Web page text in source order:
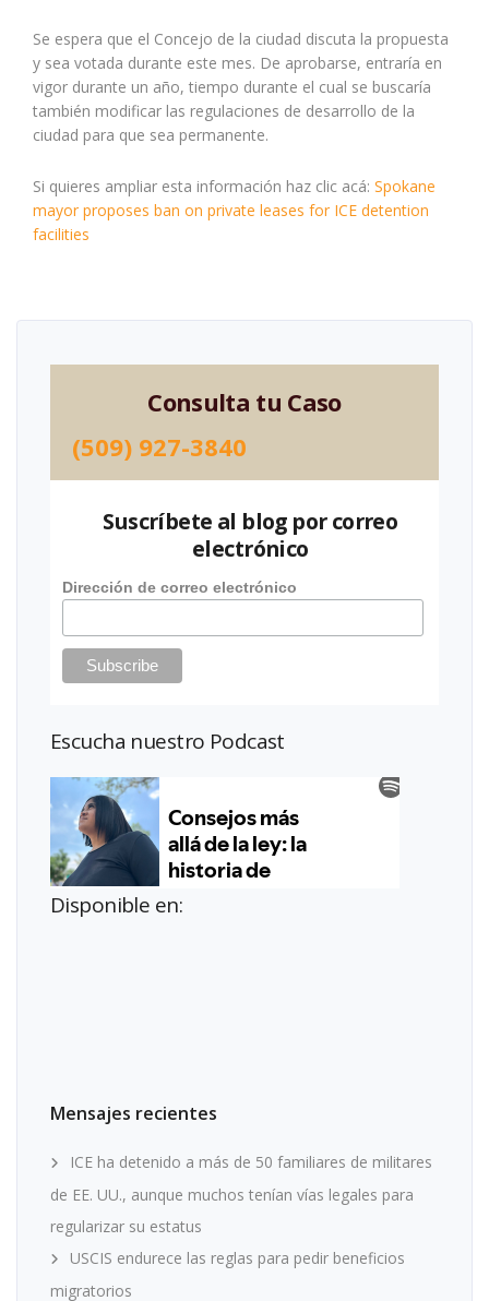
Se espera que el Concejo de la ciudad discuta la propuesta
y sea votada durante este mes. De aprobarse, entraría en
vigor durante un año, tiempo durante el cual se buscaría
también modificar las regulaciones de desarrollo de la
ciudad para que sea permanente.
Si quieres ampliar esta información haz clic acá: Spokane
mayor proposes ban on private leases for ICE detention
facilities
Consulta tu Caso
(509) 927-3840
Suscríbete al blog por correo
electrónico
Dirección de correo electrónico
Escucha nuestro Podcast
Disponible en:
Mensajes recientes
ICE ha detenido a más de 50 familiares de militares
de EE. UU., aunque muchos tenían vías legales para
regularizar su estatus
USCIS endurece las reglas para pedir beneficios
migratorios